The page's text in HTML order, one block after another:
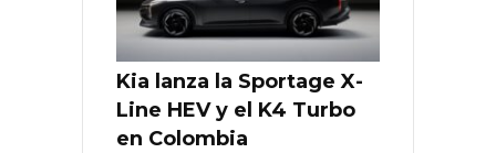
Kia lanza la Sportage X-
Line HEV y el K4 Turbo
en Colombia